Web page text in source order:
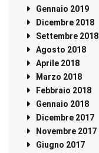
Gennaio 2019
Dicembre 2018
Settembre 2018
Agosto 2018
Aprile 2018
Marzo 2018
Febbraio 2018
Gennaio 2018
Dicembre 2017
Novembre 2017
Giugno 2017